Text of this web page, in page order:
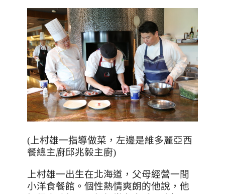
(上村雄一指導做菜，左邊是維多麗亞西
餐總主廚邱兆毅主廚)
上村雄一出生在北海道，父母經營一間
小洋食餐館。個性熱情爽朗的他說，他